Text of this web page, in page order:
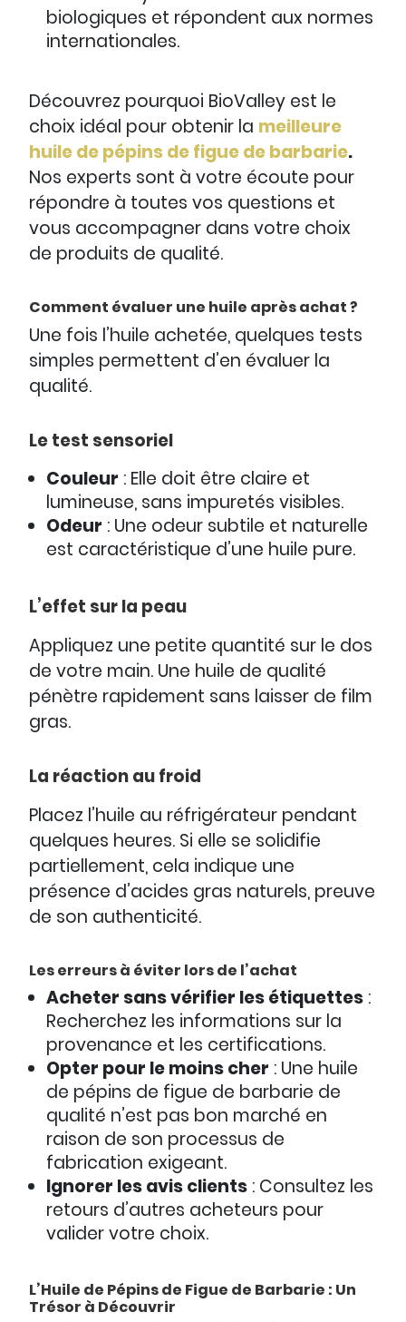
biologiques et répondent aux normes
internationales.
Découvrez pourquoi BioValley est le
choix idéal pour obtenir la meilleure
huile de pépins de figue de barbarie.
Nos experts sont à votre écoute pour
répondre à toutes vos questions et
vous accompagner dans votre choix
de produits de qualité.
Comment évaluer une huile après achat ?
Une fois l’huile achetée, quelques tests
simples permettent d’en évaluer la
qualité.
Le test sensoriel
Couleur : Elle doit être claire et
lumineuse, sans impuretés visibles.
Odeur : Une odeur subtile et naturelle
est caractéristique d’une huile pure.
L’effet sur la peau
Appliquez une petite quantité sur le dos
de votre main. Une huile de qualité
pénètre rapidement sans laisser de film
gras.
La réaction au froid
Placez l’huile au réfrigérateur pendant
quelques heures. Si elle se solidifie
partiellement, cela indique une
présence d’acides gras naturels, preuve
de son authenticité.
Les erreurs à éviter lors de l’achat
Acheter sans vérifier les étiquettes :
Recherchez les informations sur la
provenance et les certifications.
Opter pour le moins cher : Une huile
de pépins de figue de barbarie de
qualité n’est pas bon marché en
raison de son processus de
fabrication exigeant.
Ignorer les avis clients : Consultez les
retours d’autres acheteurs pour
valider votre choix.
L’Huile de Pépins de Figue de Barbarie : Un
Trésor à Découvrir